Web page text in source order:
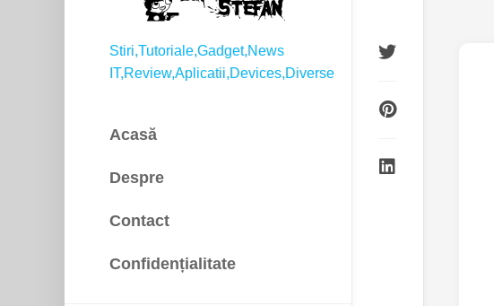
Stiri,Tutoriale,Gadget,News
IT,Review,Aplicatii,Devices,Diverse
Acasă
Despre
Contact
Confidențialitate